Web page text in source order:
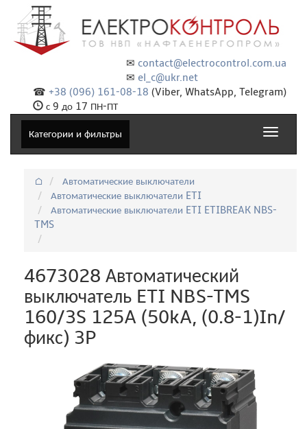
✉ contact@electrocontrol.com.ua
✉ el_c@ukr.net
☎ +38 (096) 161-08-18 (Viber, WhatsApp, Telegram)
с 9 до 17 ПН-ПТ
Категории и фильтры
Toggle
⌂
Автоматические выключатели
Автоматические выключатели ETI
Автоматические выключатели ETI ETIBREAK NBS-
TMS
4673028 Автоматический
выключатель ETI NBS-TMS
160/3S 125A (50kA, (0.8-1)In/
фикс) 3P